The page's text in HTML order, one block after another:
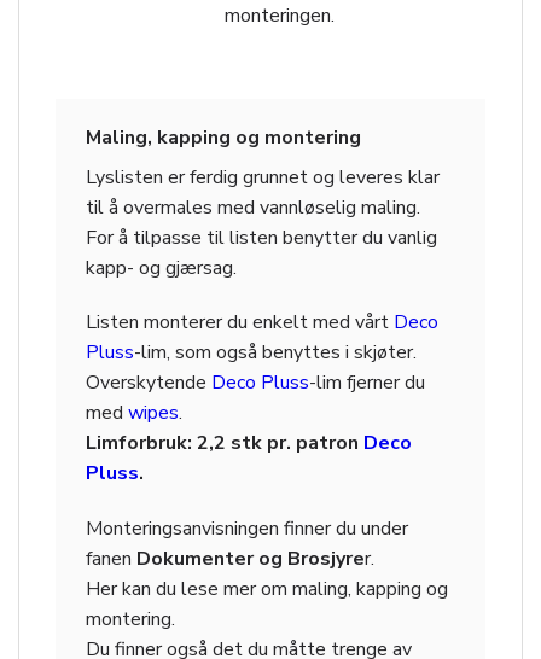
monteringen.
Maling, kapping og montering
Lyslisten er ferdig grunnet og leveres klar
til å overmales med vannløselig maling.
For å tilpasse til listen benytter du vanlig
kapp- og gjærsag.
Listen monterer du enkelt med vårt Deco
Pluss-lim, som også benyttes i skjøter.
Overskytende Deco Pluss-lim fjerner du
med wipes.
Limforbruk: 2,2 stk pr. patron Deco
Pluss.
Monteringsanvisningen finner du under
fanen Dokumenter og Brosjyrer.
Her kan du lese mer om maling, kapping og
montering.
Du finner også det du måtte trenge av